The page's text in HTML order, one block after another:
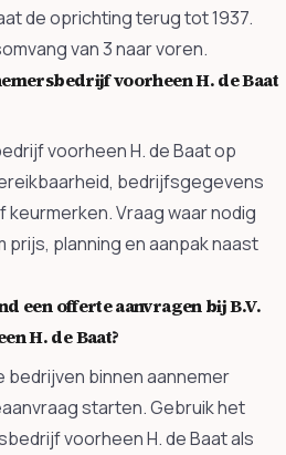
de oprichting terug tot 1937.
van 3 naar voren.
voorheen H. de Baat
voorheen H. de Baat op
bedrijfsgegevens
Vraag waar nodig
planning en aanpak naast
een offerte aanvragen bij B.V.
H. de Baat?
bedrijven binnen aannemer
starten. Gebruik het
voorheen H. de Baat als